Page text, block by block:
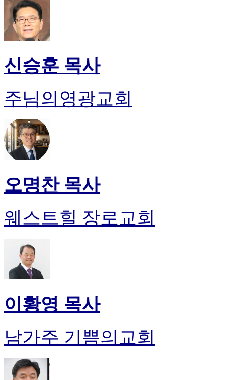
신승훈 목사
주님의영광교회
오명찬 목사
웨스트힐 장로교회
이황영 목사
남가주 기쁨의교회